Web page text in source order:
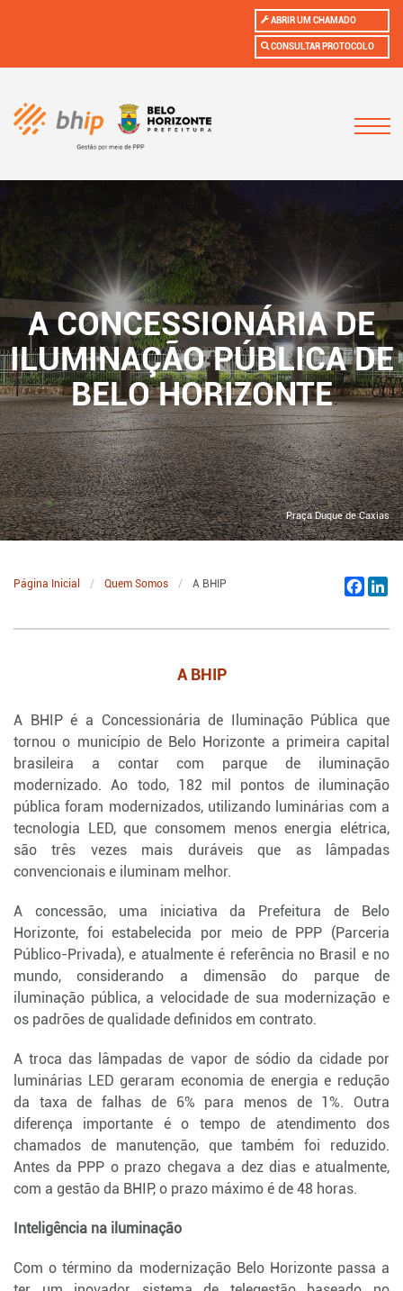
ABRIR UM CHAMADO
CONSULTAR PROTOCOLO
A CONCESSIONÁRIA DE
ILUMINAÇÃO PÚBLICA DE
BELO HORIZONTE
Praça Duque de Caxias
Página Inicial Quem Somos A BHIP
A BHIP
A BHIP é a Concessionária de Iluminação Pública que
tornou o município de Belo Horizonte a primeira capital
brasileira a contar com parque de iluminação
modernizado. Ao todo, 182 mil pontos de iluminação
pública foram modernizados, utilizando luminárias com a
tecnologia LED, que consomem menos energia elétrica,
são três vezes mais duráveis que as lâmpadas
convencionais e iluminam melhor.
A concessão, uma iniciativa da Prefeitura de Belo
Horizonte, foi estabelecida por meio de PPP (Parceria
Público-Privada), e atualmente é referência no Brasil e no
mundo, considerando a dimensão do parque de
iluminação pública, a velocidade de sua modernização e
os padrões de qualidade definidos em contrato.
A troca das lâmpadas de vapor de sódio da cidade por
luminárias LED geraram economia de energia e redução
da taxa de falhas de 6% para menos de 1%. Outra
diferença importante é o tempo de atendimento dos
chamados de manutenção, que também foi reduzido.
Antes da PPP o prazo chegava a dez dias e atualmente,
com a gestão da BHIP, o prazo máximo é de 48 horas.
Inteligência na iluminação
Com o término da modernização Belo Horizonte passa a